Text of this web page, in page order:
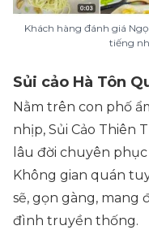
Khách hàng đánh giá
tiếng
Sủi cảo Hà Tôn
Nằm trên con phố
nhịp, Sủi Cảo Thiên
lâu đời chuyên
Không gian quán
sẽ, gọn gàng, mang
đình truyền thống.